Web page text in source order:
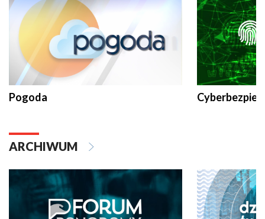
Pogoda
ARCHIWUM